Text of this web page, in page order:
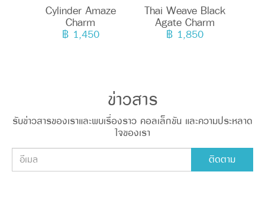
Cylinder Amaze
Charm
฿ 1,450
Thai Weave Black
Agate Charm
฿ 1,850
ข่าวสาร
รับข่าวสารของเราและพบเรื่องราว คอลเล็กชัน และความประหลาด
ใจของเรา
ติดตาม